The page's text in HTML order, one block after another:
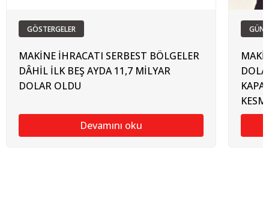
GÖSTERGELER
MAKİNE İHRACATI SERBEST BÖLGELER
DÂHİL İLK BEŞ AYDA 11,7 MİLYAR
DOLAR OLDU
Devamını oku